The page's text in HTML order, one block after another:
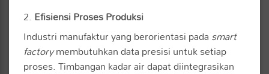
2. Efisiensi Proses Produksi
Industri manufaktur yang berorientasi padasmart
factorymembutuhkan data presisi untuk setiap
proses. Timbangan kadar air dapat diintegrasikan